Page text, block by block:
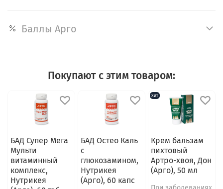
Баллы Арго
Покупают с этим товаром:
БАД Супер Мега
Мульти
витаминный
комплекс,
Нутрикея
БАД Остео Каль
с
глюкозамином,
Нутрикея
(Арго), 60 капс
Хит
Крем бальзам
пихтовый
Артро-хвоя, Дон
(Арго), 50 мл